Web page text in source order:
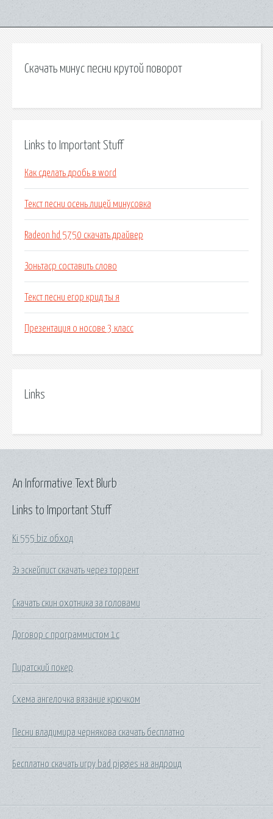
Скачать минус песни крутой поворот
Links to Important Stuff
Как сделать дробь в word
Текст песни осень лицей минусовка
Radeon hd 5750 скачать драйвер
Зоньтаср составить слово
Текст песни егор крид ты я
Презентация о носове 3 класс
Links
Links to Important Stuff
Ki 555 biz обход
Зэ эскейпист скачать через торрент
Скачать скин охотника за головами
Договор с программистом 1с
Пиратский покер
Схема ангелочка вязание крючком
Песни владимира чернякова скачать бесплатно
Бесплатно скачать игру bad piggies на андроид
An Informative Text Blurb